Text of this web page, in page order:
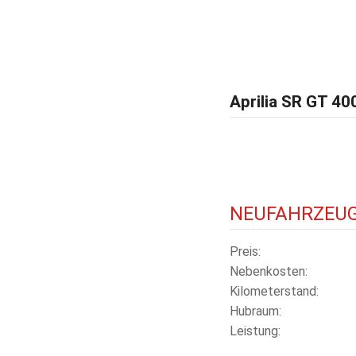
Aprilia SR GT
Preis
Nebenkosten
Kilometerstand
Hubraum
Leistung